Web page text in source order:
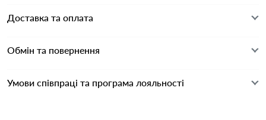
Доставка та оплата
Обмін та повернення
Умови співпраці та програма лояльності